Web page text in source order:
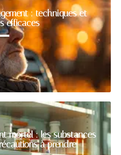
: techniques et
efficaces
mortel : les substances
à prendre